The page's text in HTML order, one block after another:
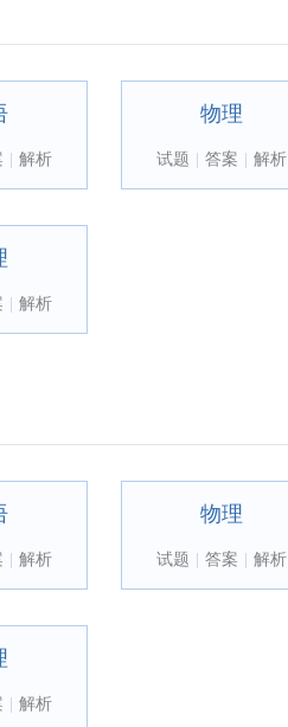
解析
物理
试题 答案 解析
解析
解析
物理
试题 答案 解析
解析